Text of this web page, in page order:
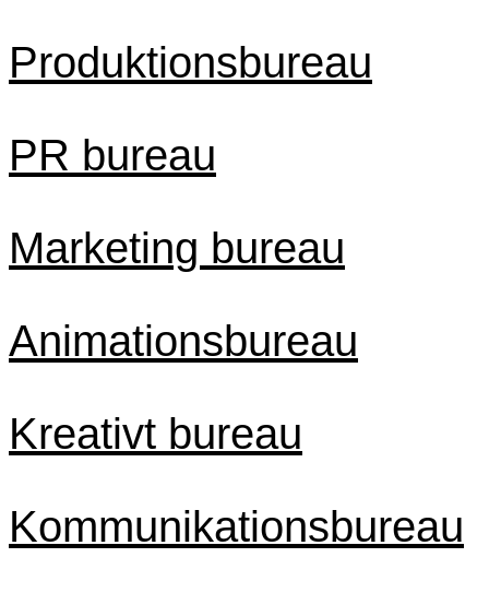
Produktionsbureau
PR bureau
Marketing bureau
Animationsbureau
Kreativt bureau
Kommunikationsbureau